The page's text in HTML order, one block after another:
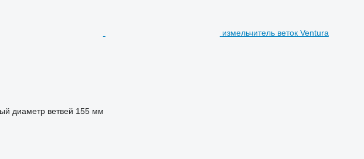
измельчитель веток Ventura
диаметр ветвей 155 мм